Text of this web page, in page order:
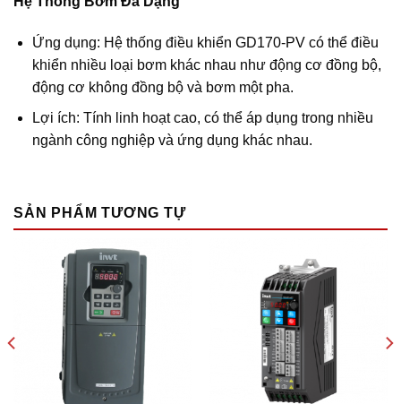
Ứng dụng: Hệ thống điều khiển GD170-PV có thể điều
khiển nhiều loại bơm khác nhau như động cơ đồng bộ,
động cơ không đồng bộ và bơm một pha.
Lợi ích: Tính linh hoạt cao, có thể áp dụng trong nhiều
ngành công nghiệp và ứng dụng khác nhau.
SẢN PHẨM TƯƠNG TỰ